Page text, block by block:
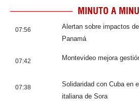
MINUTO A
07:56
Alertan sobre impactos
Panamá
07:42 Montevideo mejora
07:38
Solidaridad con Cuba en
italiana de Sora